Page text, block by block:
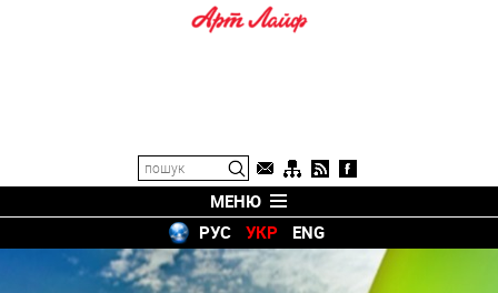
МЕНЮ
РУС
УКР ENG